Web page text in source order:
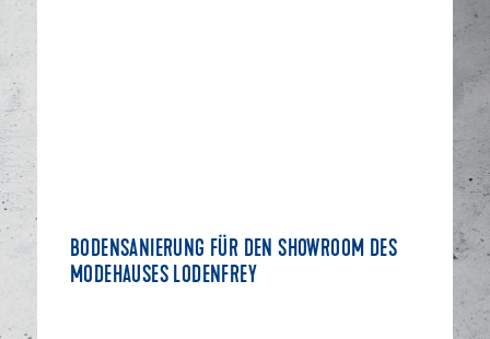
BODENSANIERUNG FÜR DEN SHOWROOM DES
MODEHAUSES LODENFREY